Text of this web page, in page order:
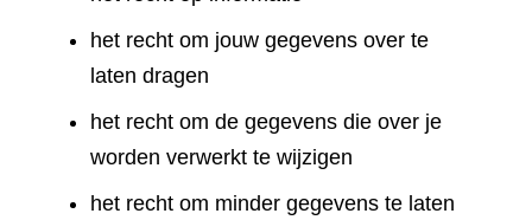
het recht om jouw gegevens over te
laten dragen
het recht om de gegevens die over je
worden verwerkt te wijzigen
het recht om minder gegevens te laten